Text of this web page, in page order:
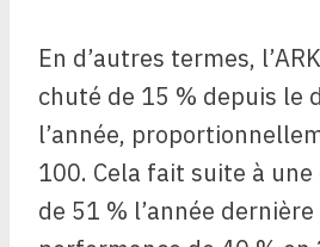
En d’autres termes,
chuté de 15 % depuis le
l’année,
100. Cela fait suite à
de 51 % l’année